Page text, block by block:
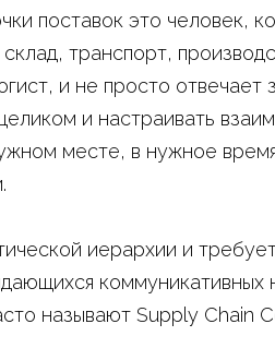
поставок это человек,
транспорт,
и не просто отвечает
и настраивать
месте, в нужное
иерархии и
коммуникативных
называют Supply Chain